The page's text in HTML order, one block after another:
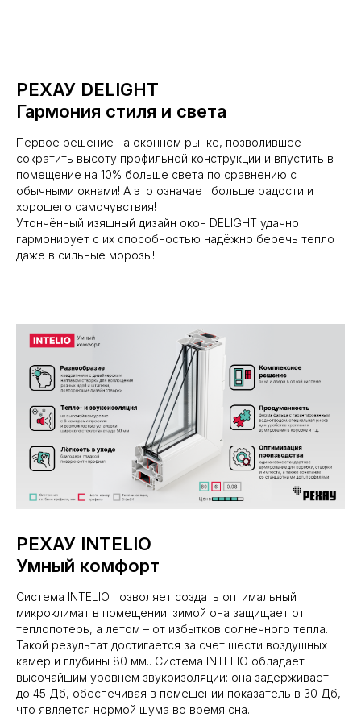
РЕХАУ DELIGHT
Гармония стиля и света
Первое решение на оконном рынке, позволившее
сократить высоту профильной конструкции и впустить в
помещение на 10% больше света по сравнению с
обычными окнами! А это означает больше радости и
хорошего самочувствия!
Утончённый изящный дизайн окон DELIGHT удачно
гармонирует с их способностью надёжно беречь тепло
даже в сильные морозы!
РЕХАУ INTELIO
Умный комфорт
Система INTELIO позволяет создать оптимальный
микроклимат в помещении: зимой она защищает от
теплопотерь, а летом – от избытков солнечного тепла.
Такой результат достигается за счет шести воздушных
камер и глубины 80 мм.. Система INTELIO обладает
высочайшим уровнем звукоизоляции: она задерживает
до 45 Дб, обеспечивая в помещении показатель в 30 Дб,
что является нормой шума во время сна.